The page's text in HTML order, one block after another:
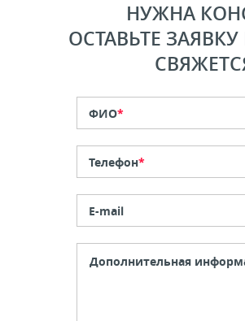
НУЖНА
ОСТАВЬТЕ
ФИО*
Телефон*
E-mail